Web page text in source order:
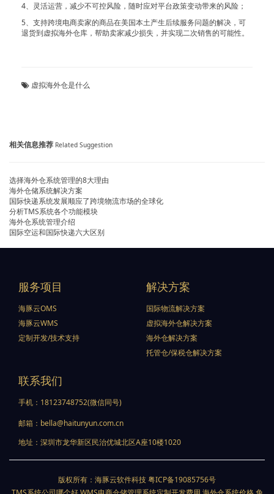
4、灵活运营，减少不可控风险，随时应对平台政策变动带来的风险；
5、支持跨境电商卖家的商品在美国本土产生后续服务问题的解决，可
退货到虚拟海外仓库，帮助卖家减少损失，并实现二次销售的可能性。
虚拟海外仓是什么
相关信息推荐 Related Suggestion
选择海外仓系统管理的8大理由
海外仓储系统解决方案
国际快递系统发展顺应了跨境物流市场的全球化
分析TMS系统各个功能模块
海外仓系统管理介绍
国际空运和国际快递六大区别
服务项目
海豚云OMS
海豚云WMS
定制开发/技术支持
解决方案
国际物流解决方案
虚拟海外仓解决方案
海外仓解决方案
托管仓/保税仓解决方案
联系我们
手机： 18123748752(微信同号)
邮箱： bella@haitunyun.com.cn
地址：深圳市龙华新区民治优城北区A座10楼1020
版权所有：海豚云软件科技粤ICP备19085756号